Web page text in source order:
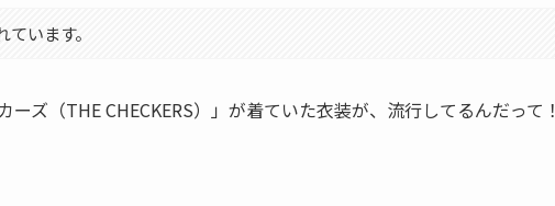
います。
ズ（THE CHECKERS）」が着ていた衣装が、流行してるんだって！